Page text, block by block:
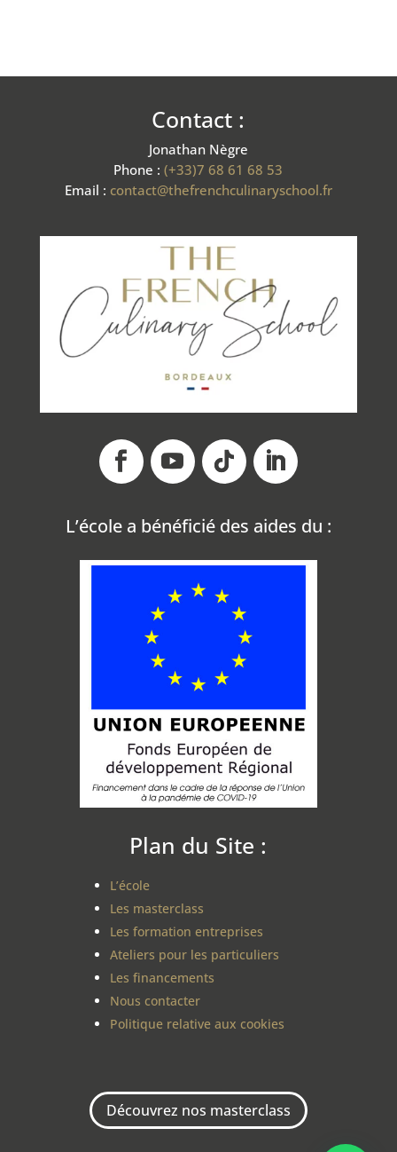
Contact :
Jonathan Nègre
Phone :(+33)7 68 61 68 53
Email : contact@thefrenchculinaryschool.fr
L’école a bénéficié des aides du :
Plan du Site :
L’école
Les masterclass
Les formation entreprises
Ateliers pour les particuliers
Les financements
Nous contacter
Politique relative aux cookies
Découvrez nos masterclass